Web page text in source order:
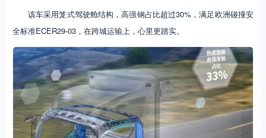
该车采用笼式驾驶舱结构，高强钢占比超过30%，满足欧洲碰撞安
全标准ECER29-03，在跨城运输上，心里更踏实。